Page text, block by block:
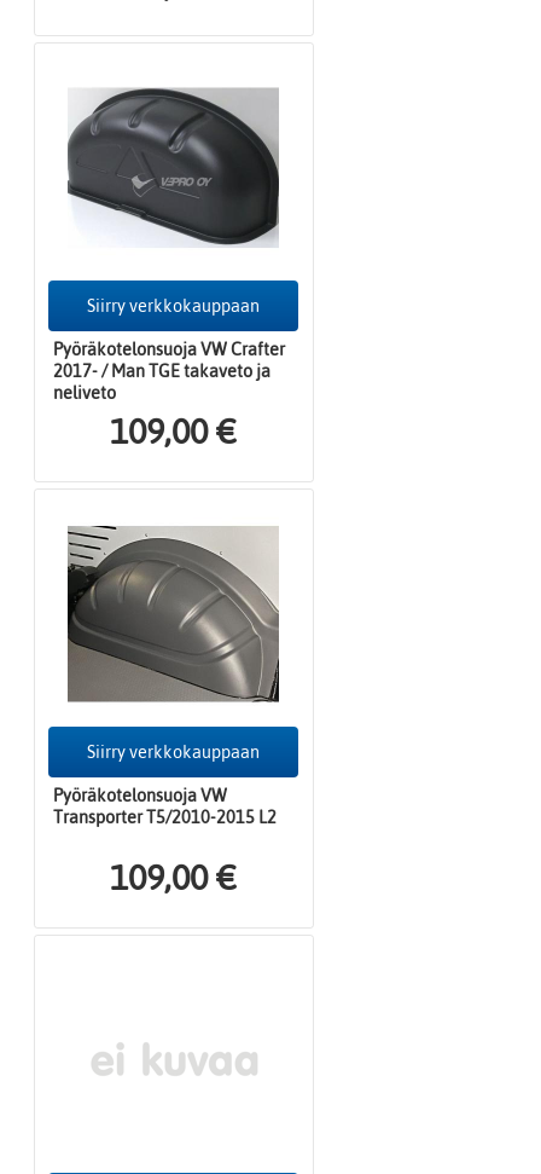
Siirry verkkokauppaan
Pyöräkotelonsuoja VW Crafter
2017- / Man TGE takaveto ja
neliveto
109,00 €
Siirry verkkokauppaan
Pyöräkotelonsuoja VW
Transporter T5/2010-2015 L2
109,00 €